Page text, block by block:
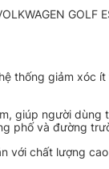
GOLF
thống giảm xóc ít
giúp người dùng
phố và đường
với chất lượng cao